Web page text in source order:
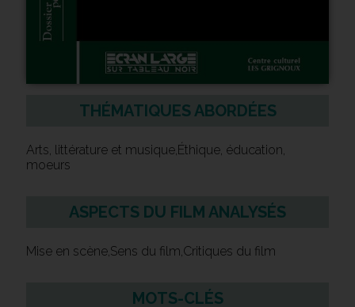
THÉMATIQUES ABORDÉES
Arts, littérature et musique,Éthique, éducation,
moeurs
ASPECTS DU FILM ANALYSÉS
Mise en scène,Sens du film,Critiques du film
MOTS-CLÉS